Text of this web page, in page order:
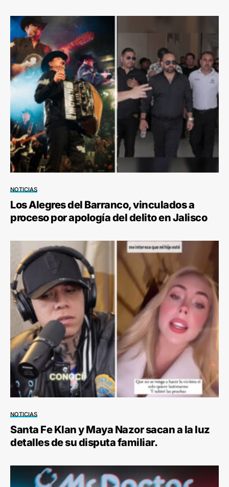
NOTICIAS
Los Alegres del Barranco, vinculados a
proceso por apología del delito en Jalisco
NOTICIAS
Santa Fe Klan y Maya Nazor sacan a la luz
detalles de su disputa familiar.